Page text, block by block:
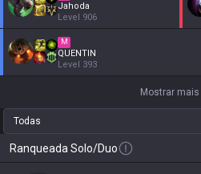
Todas
Jahoda
Level 906
M
QUENTIN
Level 393
Mostrar mais
Ranqueada Solo/Duo